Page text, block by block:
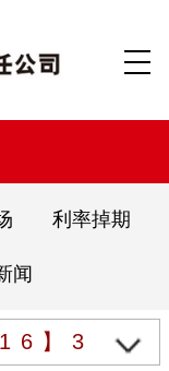
利率掉期
闻
】3